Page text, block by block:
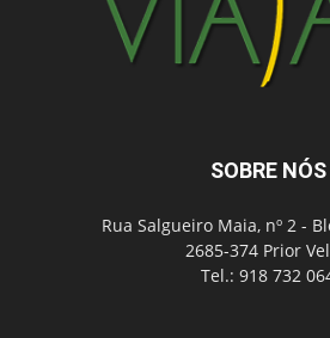
SOBRE NÓS
Rua Salgueiro Maia, nº 2 -
2685-374 Prior
Tel.: 918 732